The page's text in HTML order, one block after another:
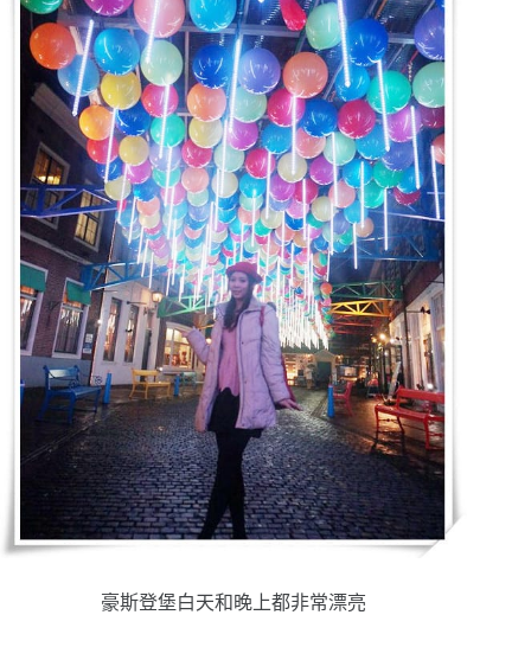
豪斯登堡白天和晚上都非常漂亮